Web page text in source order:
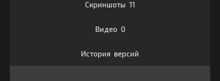
Скриншоты 11
Видео 0
История версий